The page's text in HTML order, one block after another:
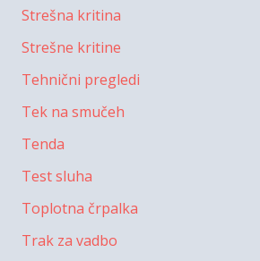
Strešna kritina
Strešne kritine
Tehnični pregledi
Tek na smučeh
Tenda
Test sluha
Toplotna črpalka
Trak za vadbo